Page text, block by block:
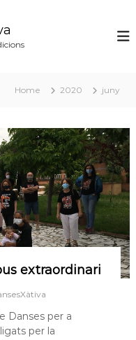
Home 2020 juny
extraordinari
Danses per a
per la